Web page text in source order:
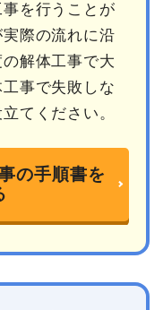
を行うことが
際の流れに沿
解体工事で大
事で失敗しな
てください。
の手順書を